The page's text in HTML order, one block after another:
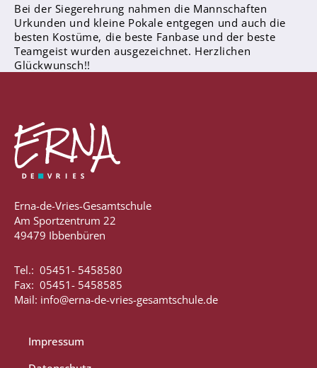
Englisch
Spanisch
Niederländisch
MINT
Naturwissenschaften
Differenzierung
Fächer
Berufsorientierung
Bei der Siegerehrung nahmen die Mannschaften
Urkunden und kleine Pokale entgegen und auch die
besten Kostüme, die beste Fanbase und der beste
Teamgeist wurden ausgezeichnet. Herzlichen
Glückwunsch!!
Erna-de-Vries-Gesamtschule
Am Sportzentrum 22
49479 Ibbenbüren
Tel.: 05451- 5458580
Fax: 05451- 5458585
Mail: info@erna-de-vries-gesamtschule.de
Impressum